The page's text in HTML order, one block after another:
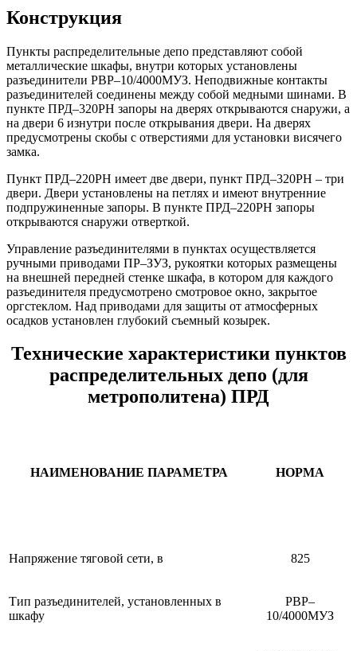
Конструкция
Пункты распределительные депо представляют собой
металлические шкафы, внутри которых установлены
разъединители РВР–10/4000МУЗ. Неподвижные контакты
разъединителей соединены между собой медными шинами. В
пункте ПРД–320РН запоры на дверях открываются снаружи, а
на двери 6 изнутри после открывания двери. На дверях
предусмотрены скобы с отверстиями для установки висячего
замка.
Пункт ПРД–220РН имеет две двери, пункт ПРД–320РН – три
двери. Двери установлены на петлях и имеют внутренние
подпружиненные запоры. В пункте ПРД–220РН запоры
открываются снаружи отверткой.
Управление разъединителями в пунктах осуществляется
ручными приводами ПР–ЗУЗ, рукоятки которых размещены
на внешней передней стенке шкафа, в котором для каждого
разъединителя предусмотрено смотровое окно, закрытое
оргстеклом. Над приводами для защиты от атмосферных
осадков установлен глубокий съемный козырек.
Технические характеристики пунктов
распределительных депо (для
метрополитена) ПРД
НАИМЕНОВАНИЕ ПАРАМЕТРА НОРМА
Напряжение тяговой сети, в 825
Тип разъединителей, установленных в
шкафу
РВР–
10/4000МУЗ